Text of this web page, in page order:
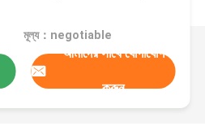
মূল্য：negotiable
আমাদের সাথে যোগাযোগ
করুন